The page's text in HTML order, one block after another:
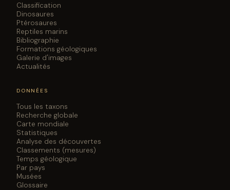
Classification
Dinosaures
Ptérosaures
Reptiles marins
Bibliographie
Formations géologiques
Galerie d'images
Actualités
DONNÉES
Tous les taxons
Recherche globale
Carte mondiale
Statistiques
Analyse des découvertes
Classements (mesures)
Temps géologique
Par pays
Musées
Glossaire